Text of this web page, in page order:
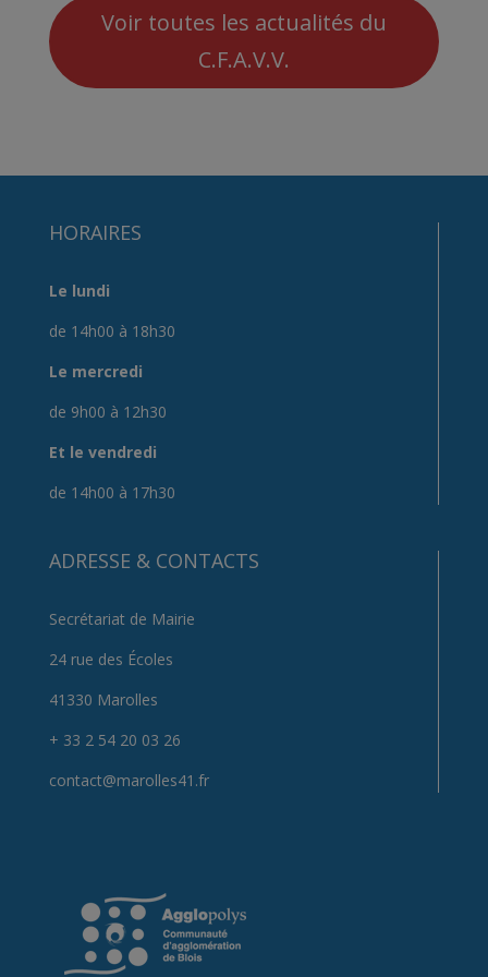
Voir toutes les actualités du
C.F.A.V.V.
HORAIRES
Le lundi
de 14h00 à 18h30
Le mercredi
de 9h00 à 12h30
Et le vendredi
de 14h00 à 17h30
ADRESSE & CONTACTS
Secrétariat de Mairie
24 rue des Écoles
41330 Marolles
+ 33 2 54 20 03 26
contact@marolles41.fr